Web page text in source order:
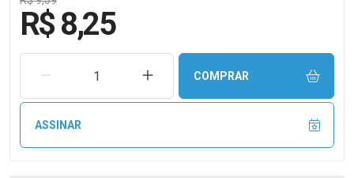
R$ 8,25
REMOVER UMA UNIDADEAUMENTAR UMA UNIDADE
COMPRAR
ASSINAR